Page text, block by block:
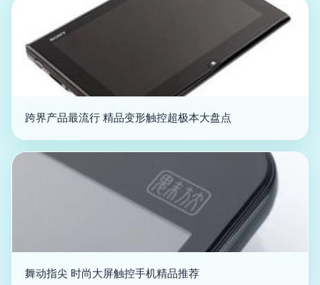
跨界产品最流行 精品变形触控超极本大盘点
舞动指尖 时尚大屏触控手机精品推荐